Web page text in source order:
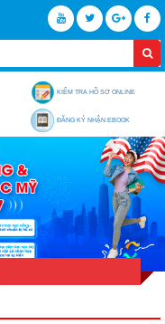
KIỂM TRA HỒ SƠ ONLINE
ĐĂNG KÝ NHẬN EBOOK